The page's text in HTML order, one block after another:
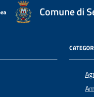
Comune di